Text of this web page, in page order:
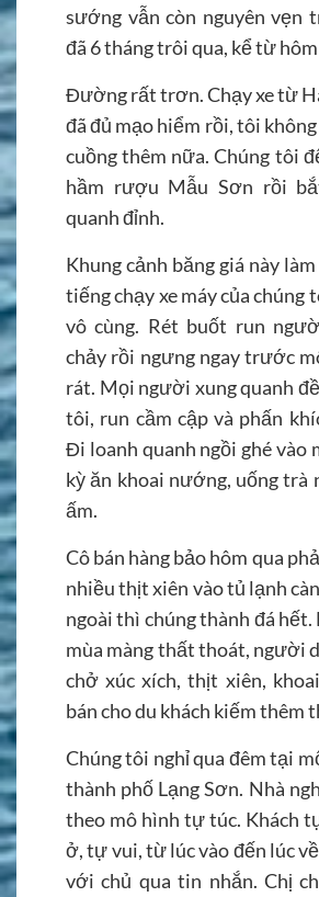
sướng vẫn còn nguyên vẹn
đã 6 tháng trôi qua, kể từ hôm
Đường rất trơn. Chạy xe từ
đã đủ mạo hiểm rồi, tôi
cuồng thêm nữa. Chúng tôi
hầm rượu Mẫu Sơn rồi
quanh đỉnh.
Khung cảnh băng giá này
tiếng chạy xe máy của chúng
vô cùng. Rét buốt run
chảy rồi ngưng ngay trước
rát. Mọi người xung quanh
tôi, run cầm cập và phấn
Đi loanh quanh ngồi ghé vào
kỳ ăn khoai nướng, uống trà
ấm.
Cô bán hàng bảo hôm qua
nhiều thịt xiên vào tủ lạnh
ngoài thì chúng thành đá hết.
mùa màng thất thoát, người
chở xúc xích, thịt xiên,
bán cho du khách kiếm thêm
Chúng tôi nghỉ qua đêm tại
thành phố Lạng Sơn. Nhà
theo mô hình tự túc. Khách
ở, tự vui, từ lúc vào đến lúc
với chủ qua tin nhắn. Chị